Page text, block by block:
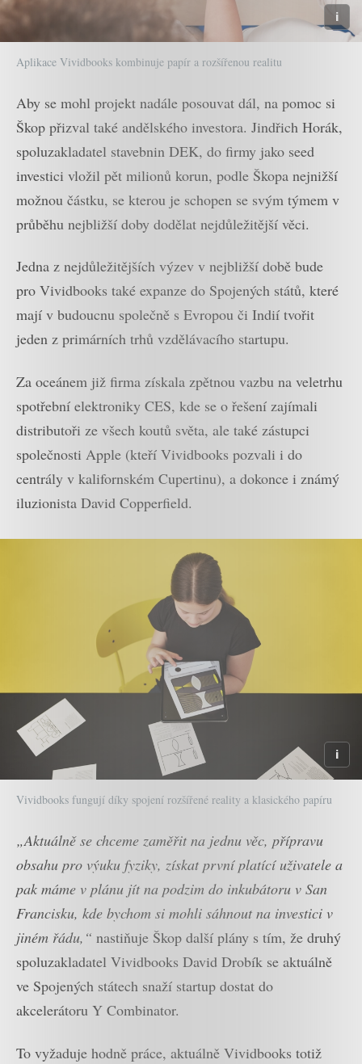
Aplikace Vividbooks kombinuje papír a rozšířenou realitu
Aby se mohl projekt nadále posouvat dál, na pomoc si
Škop přizval také andělského investora. Jindřich Horák,
spoluzakladatel stavebnin DEK, do firmy jako seed
investici vložil pět milionů korun, podle Škopa nejnižší
možnou částku, se kterou je schopen se svým týmem v
průběhu nejbližší doby dodělat nejdůležitější věci.
Jedna z nejdůležitějších výzev v nejbližší době bude
pro Vividbooks také expanze do Spojených států, které
mají v budoucnu společně s Evropou či Indií tvořit
jeden z primárních trhů vzdělávacího startupu.
Za oceánem již firma získala zpětnou vazbu na veletrhu
spotřební elektroniky CES, kde se o řešení zajímali
distributoři ze všech koutů světa, ale také zástupci
společnosti Apple (kteří Vividbooks pozvali i do
centrály v kalifornském Cupertinu), a dokonce i známý
iluzionista David Copperfield.
Vividbooks fungují díky spojení rozšířené reality a klasického papíru
„Aktuálně se chceme zaměřit na jednu věc, přípravu
obsahu pro výuku fyziky, získat první platící uživatele a
pak máme v plánu jít na podzim do inkubátoru v San
Francisku, kde bychom si mohli sáhnout na investici v
jiném řádu,“ nastiňuje Škop další plány s tím, že druhý
spoluzakladatel Vividbooks David Drobík se aktuálně
ve Spojených státech snaží startup dostat do
akcelerátoru Y Combinator.
To vyžaduje hodně práce, aktuálně Vividbooks totiž